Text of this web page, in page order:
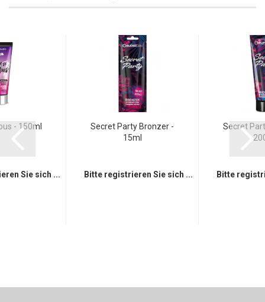
- 150ml
Sie sich ...
Secret Party Bronzer -
15ml
Bitte registrieren Sie sich ...
Secret
Bitte